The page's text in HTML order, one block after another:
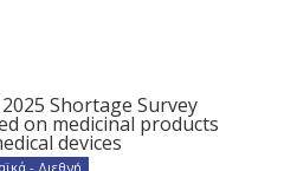
2025 Shortage Survey
on medicinal products
devices
- Διεθνή